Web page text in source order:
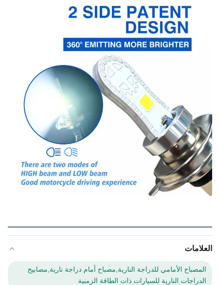
العلامات
المصباح الأمامي للدراجة النارية,مصباح أمام دراجة نارية,مصابيح
الدراجات النارية للسيارات ذات الطاقة الزمنية